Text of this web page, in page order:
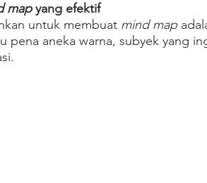
map yang efektif
untuk membuat mind map
pena aneka warna, subyek yang